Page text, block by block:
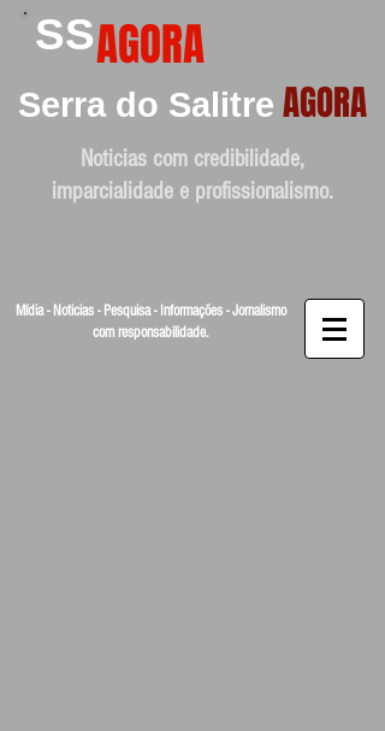
SSAGORA
Serra do Salitre AGORA
Noticias com credibilidade,
imparcialidade e profissionalismo.
Mídia - Noticias - Pesquisa - Informações - Jornalismo
com responsabilidade.